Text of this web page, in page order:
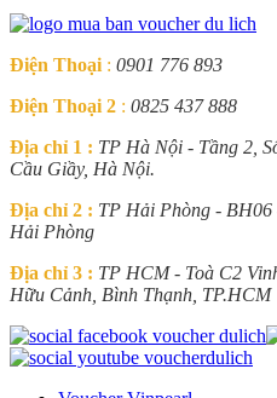
Điện Thoại : 0901 776 893
Điện Thoại 2 : 0825 437 888
Địa chỉ 1 : TP Hà Nội - Tầng 2,
Cầu Giầy, Hà Nội.
Địa chỉ 2 : TP Hải Phòng - BH06
Hải Phòng
Địa chỉ 3 : TP HCM - Toà C2
Hữu Cảnh, Bình Thạnh, TP.HCM